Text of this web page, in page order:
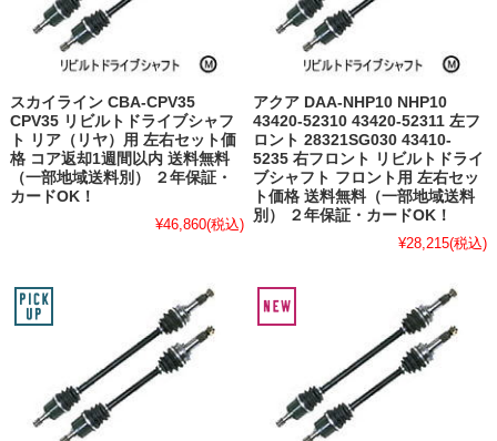
スカイライン CBA-CPV35
CPV35 リビルトドライブシャフ
ト リア（リヤ）用 左右セット価
格 コア返却1週間以内 送料無料
（一部地域送料別） ２年保証・
カードOK！
¥46,860(税込)
アクア DAA-NHP10 NHP10
43420-52310 43420-52311 左フ
ロント 28321SG030 43410-
5235 右フロント リビルトドライ
ブシャフト フロント用 左右セッ
ト価格 送料無料（一部地域送料
別） ２年保証・カードOK！
¥28,215(税込)